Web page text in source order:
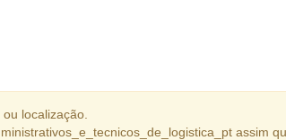
localização.
assim